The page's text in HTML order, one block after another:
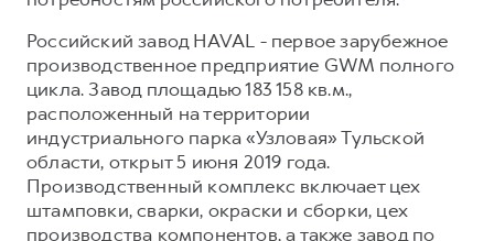
Российский завод HAVAL - первое зарубежное
производственное предприятие GWM полного
цикла. Завод площадью 183 158 кв.м.,
расположенный на территории
индустриального парка «Узловая» Тульской
области, открыт 5 июня 2019 года.
Производственный комплекс включает цех
штамповки, сварки, окраски и сборки, цех
производства компонентов, а также завод по